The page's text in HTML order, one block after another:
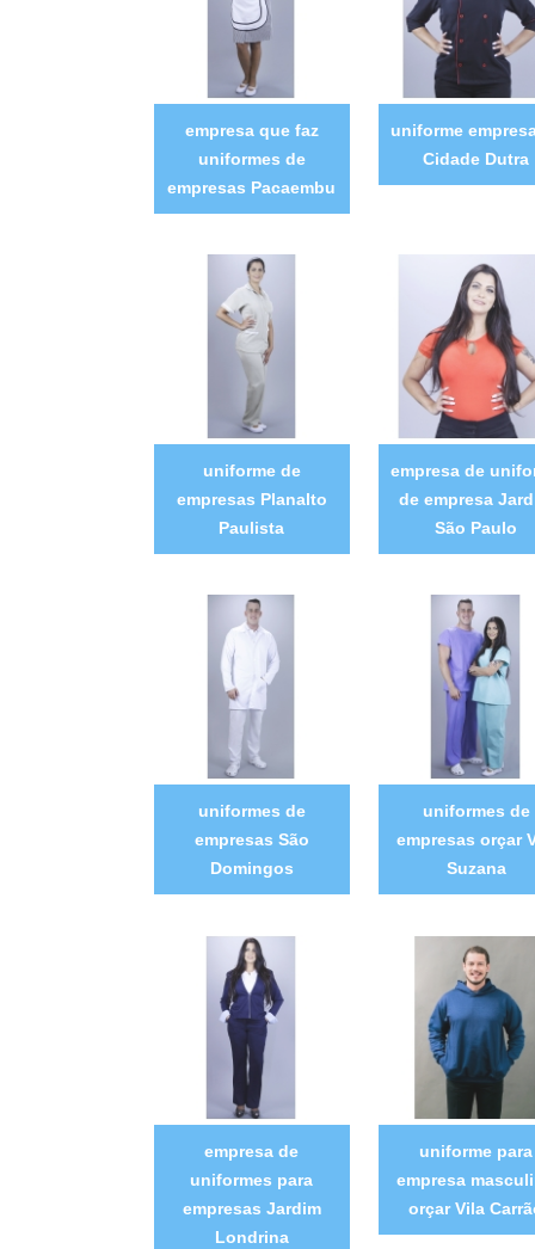
empresa que faz
uniformes de
empresas Pacaembu
uniforme
Cidade Dutra
uniforme de
empresas Planalto
Paulista
empresa de
de empresa
São Paulo
uniformes de
empresas São
Domingos
uniformes de
empresas orçar
Suzana
empresa de
uniformes para
empresas Jardim
Londrina
uniforme para
empresa
orçar Vila